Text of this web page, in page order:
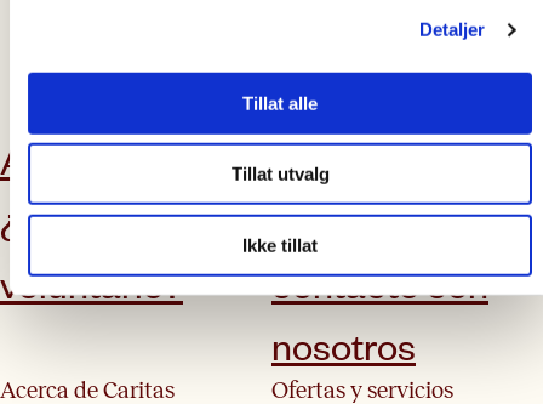
Detaljer
Tillat alle
Tillat utvalg
Ikke tillat
Apóyanos
Últimas noticias
¿Quieres ser
voluntario?
Póngase en
contacto con
nosotros
Acerca de Caritas Ofertas y servicios